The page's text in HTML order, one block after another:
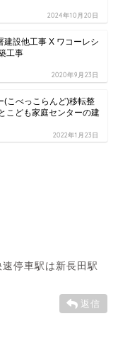
2024年10月20日
建設他工事 X ワコーレシ
工事
2020年9月23日
(こべっこらんど)移転整
こども家庭センターの建
2022年1月23日
停車駅は新長田駅
返信